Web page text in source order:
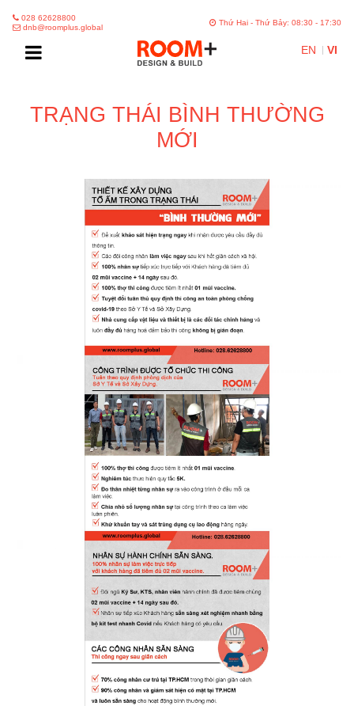
028 62628800
dnb@roomplus.global
Thứ Hai - Thứ Bảy: 08:30 - 17:30
EN VI
TRẠNG THÁI BÌNH THƯỜNG
MỚI